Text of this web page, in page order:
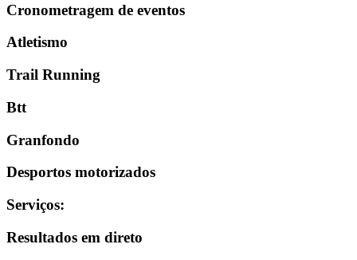
Cronometragem de eventos
Atletismo
Trail Running
Btt
Granfondo
Desportos motorizados
Serviços:
Resultados em direto